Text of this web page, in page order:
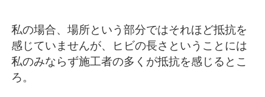
私の場合、場所という部分ではそれほど抵抗を
感じていませんが、ヒビの長さということには
私のみならず施工者の多くが抵抗を感じるとこ
ろ。